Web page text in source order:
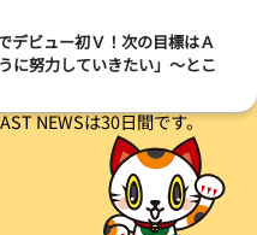
デビュー初Ｖ！次の目標はＡ
に努力していきたい」～とこ
「伸びを生かす方向で」4カド
NEWSは30日間です。